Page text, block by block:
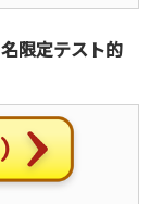
限定テスト的